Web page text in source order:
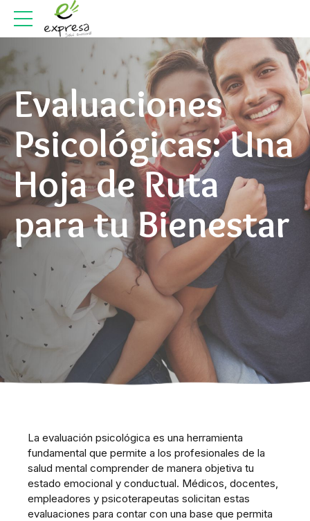
Evaluaciones
Psicológicas: Una
Hoja de Ruta
para tu Bienestar
La evaluación psicológica es una herramienta
fundamental que permite a los profesionales de la
salud mental comprender de manera objetiva tu
estado emocional y conductual. Médicos, docentes,
empleadores y psicoterapeutas solicitan estas
evaluaciones para contar con una base que permita